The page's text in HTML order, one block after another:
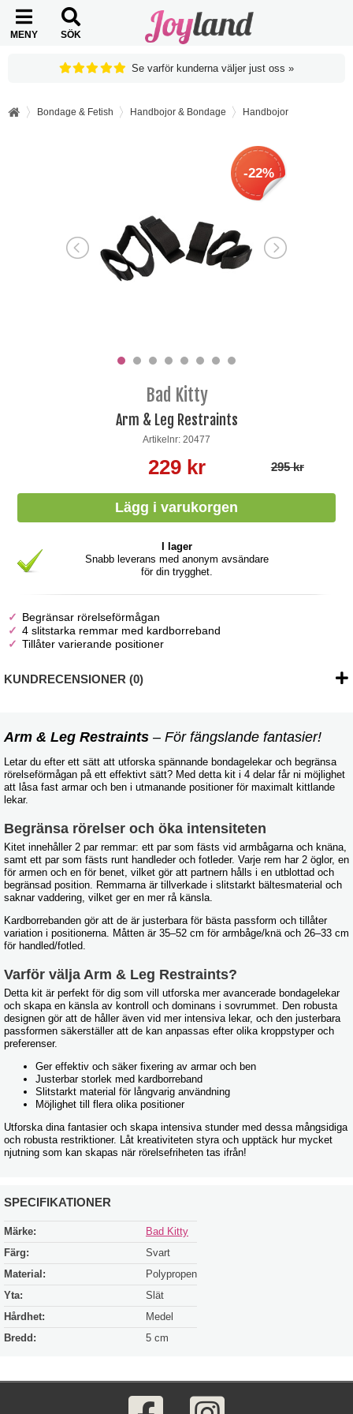
MENY SÖK
Se varför kunderna väljer just oss »
Bondage & Fetish Handbojor & Bondage Handbojor
-22%
Bad Kitty
Arm & Leg Restraints
Artikelnr: 20477
229 kr 295 kr
I lager
Snabb leverans med anonym avsändare
för din trygghet.
Begränsar rörelseförmågan
4 slitstarka remmar med kardborreband
Tillåter varierande positioner
KUNDRECENSIONER (0)
Arm & Leg Restraints – För fängslande fantasier!
Letar du efter ett sätt att utforska spännande bondagelekar och begränsa
rörelseförmågan på ett effektivt sätt? Med detta kit i 4 delar får ni möjlighet
att låsa fast armar och ben i utmanande positioner för maximalt kittlande
lekar.
Begränsa rörelser och öka intensiteten
Kitet innehåller 2 par remmar: ett par som fästs vid armbågarna och knäna,
samt ett par som fästs runt handleder och fotleder. Varje rem har 2 öglor, en
för armen och en för benet, vilket gör att partnern hålls i en utblottad och
begränsad position. Remmarna är tillverkade i slitstarkt bältesmaterial och
saknar vaddering, vilket ger en mer rå känsla.
Kardborrebanden gör att de är justerbara för bästa passform och tillåter
variation i positionerna. Måtten är 35–52 cm för armbåge/knä och 26–33 cm
för handled/fotled.
Varför välja Arm & Leg Restraints?
Detta kit är perfekt för dig som vill utforska mer avancerade bondagelekar
och skapa en känsla av kontroll och dominans i sovrummet. Den robusta
designen gör att de håller även vid mer intensiva lekar, och den justerbara
passformen säkerställer att de kan anpassas efter olika kroppstyper och
preferenser.
Ger effektiv och säker fixering av armar och ben
Justerbar storlek med kardborreband
Slitstarkt material för långvarig användning
Möjlighet till flera olika positioner
Utforska dina fantasier och skapa intensiva stunder med dessa mångsidiga
och robusta restriktioner. Låt kreativiteten styra och upptäck hur mycket
njutning som kan skapas när rörelsefriheten tas ifrån!
SPECIFIKATIONER
Märke:
Bad Kitty
Färg:
Svart
Material:
Polypropen
Yta:
Slät
Hårdhet:
Medel
Bredd:
5 cm